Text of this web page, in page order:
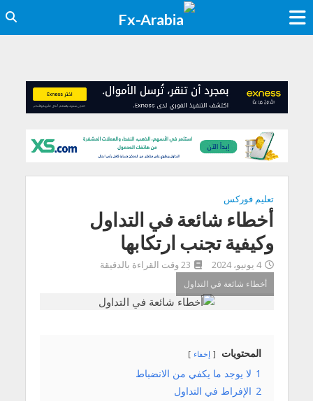
تعليم فوركس
أخطاء شائعة في التداول
وكیفیة تجنب ارتكابھا
4 يونيو، 2024
23 وقت القراءة بالدقيقة
أخطاء شائعة في التداول
المحتويات إخفاء
1 لا یوجد ما یكفي من الانضباط
2 الإفراط في التداول